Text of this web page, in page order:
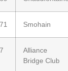
Smohain
Alliance
Bridge Club